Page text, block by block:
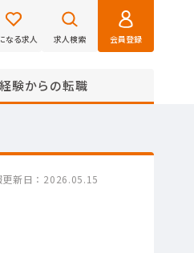
なる求人 求人検索 会員登録
験からの転職
新日 2026.05.15